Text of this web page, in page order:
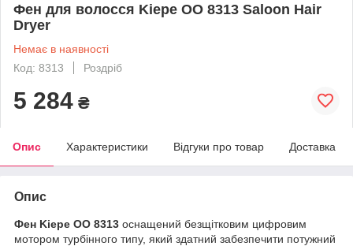
Фен для волосся Kiepe OO 8313 Saloon Hair
Dryer
Немає в наявності
Код: 8313
Роздріб
5 284 ₴
Опис Характеристики Відгуки про товар Доставка
Опис
Фен Kiepe OO 8313 оснащений безщітковим цифровим
мотором турбінного типу, який здатний забезпечити потужний